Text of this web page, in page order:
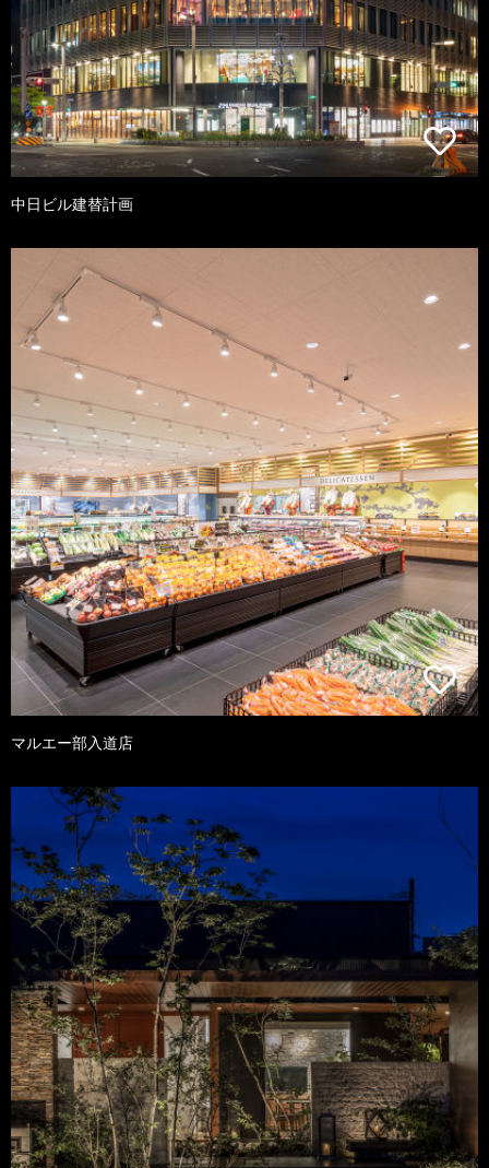
中日ビル建替計画
マルエー部入道店